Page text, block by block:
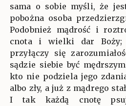
sama o sobie myśli, że
pobożna osoba
Podobnież mądrość i
cnota i wielki dar
przyłączy się
sądzie siebie być
kto nie podziela jego
albo zły, a już z mądrego
I tak każdą cnotę